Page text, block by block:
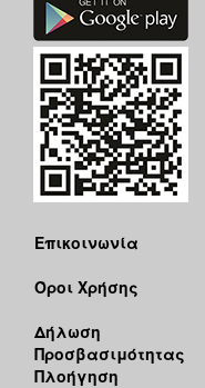
Επικοινωνία
Όροι Χρήσης
Δήλωση
Προσβασιμότητας
Πλοήγηση